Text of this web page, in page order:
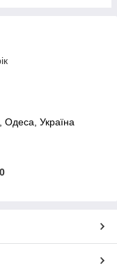
Одеса, Україна